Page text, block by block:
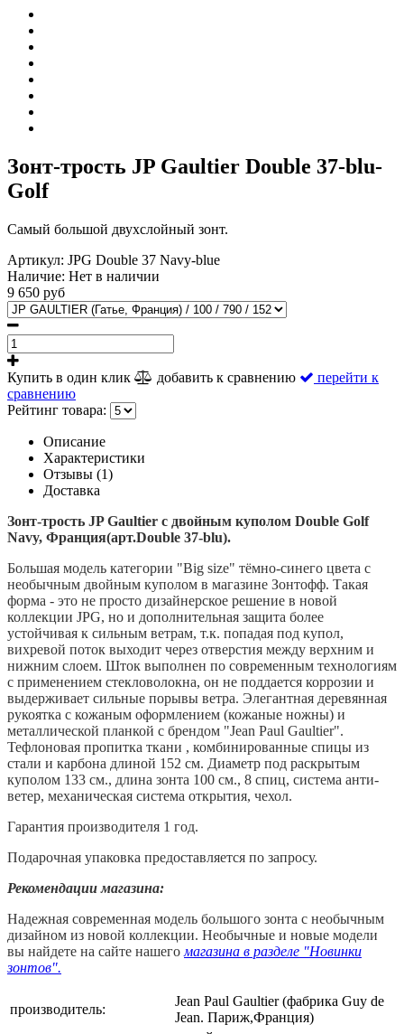
Зонт-трость JP Gaultier Double 37-blu-
Golf
Самый большой двухслойный зонт.
Артикул: JPG Double 37 Navy-blue
Наличие: Нет в наличии
9 650 руб
Купить в один клик добавить к сравнению
перейти к
сравнению
Рейтинг товара:
Описание
Характеристики
Отзывы (1)
Доставка
Зонт-трость JP Gaultier с двойным куполом Double Golf
Navy, Франция(арт.Double 37-blu).
Большая модель категории "Big size" тёмно-синего цвета с
необычным двойным куполом в магазине Зонтофф. Такая
форма - это не просто дизайнерское решение в новой
коллекции JPG, но и дополнительная защита более
устойчивая к сильным ветрам, т.к. попадая под купол,
вихревой поток выходит через отверстия между верхним и
нижним слоем. Шток выполнен по современным технологиям
с применением стекловолокна, он не поддается коррозии и
выдерживает сильные порывы ветра. Элегантная деревянная
рукоятка с кожаным оформлением (кожаные ножны) и
металлической планкой с брендом "Jean Paul Gaultier".
Тефлоновая пропитка ткани , комбинированные спицы из
стали и карбона длиной 152 см. Диаметр под раскрытым
куполом 133 см., длина зонта 100 см., 8 спиц, система анти-
ветер, механическая система открытия, чехол.
Гарантия производителя 1 год.
Подарочная упаковка предоставляется по запросу.
Рекомендации магазина:
Надежная современная модель большого зонта с необычным
дизайном из новой коллекции. Необычные и новые модели
вы найдете на сайте нашего магазина в разделе "Новинки
зонтов".
производитель:
Jean Paul Gaultier (фабрика Guy de
Jean. Париж,Франция)